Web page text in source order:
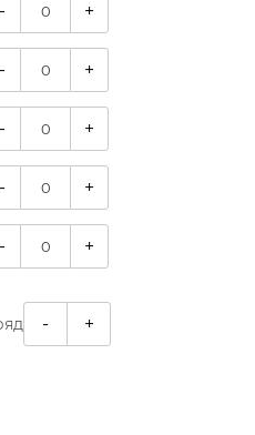
- +
- +
- +
- +
- +
- +